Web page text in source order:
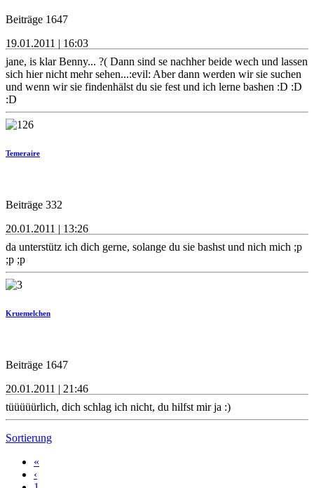
Beiträge 1647
19.01.2011 | 16:03
jane, is klar Benny... ?( Dann sind se nachher beide wech und lassen
sich hier nicht mehr sehen...:evil: Aber dann werden wir sie suchen
und wenn wir sie findenhälst du sie fest und ich lerne bashen :D :D
:D
Temeraire
Beiträge 332
20.01.2011 | 13:26
da unterstütz ich dich gerne, solange du sie bashst und nich mich ;p
;p ;p
Kruemelchen
Beiträge 1647
20.01.2011 | 21:46
tüüüüürlich, dich schlag ich nicht, du hilfst mir ja :)
Sortierung
«
‹